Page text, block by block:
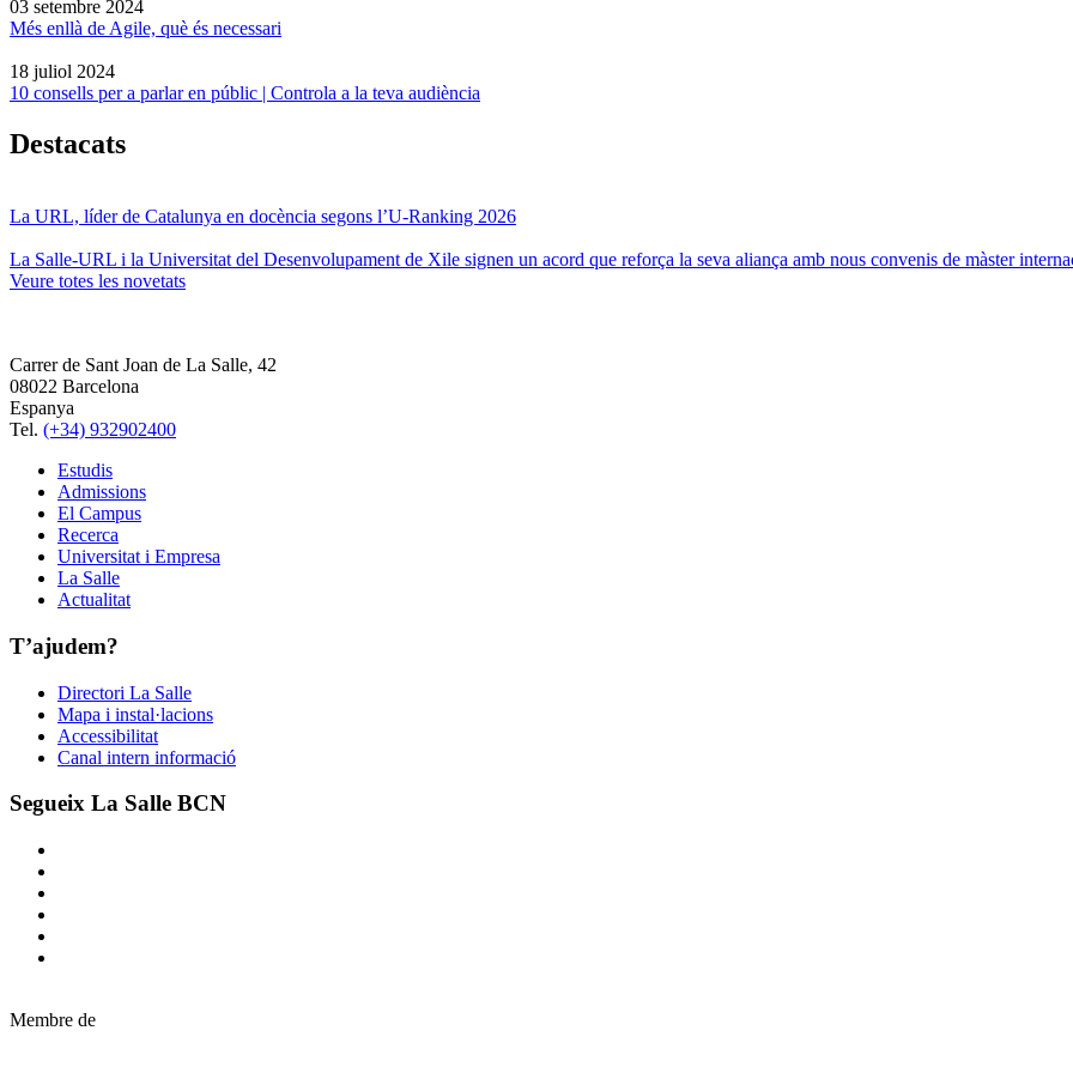
03 setembre 2024
Més enllà de Agile, què és necessari
18 juliol 2024
10 consells per a parlar en públic | Controla a la teva audiència
Destacats
La URL, líder de Catalunya en docència segons l’U-Ranking 2026
La Salle-URL i la Universitat del Desenvolupament de Xile signen un acord que reforça la seva aliança amb nous convenis de màster
Veure totes les novetats
Carrer de Sant Joan de La Salle, 42
08022 Barcelona
Espanya
Tel. (+34) 932902400
Estudis
Admissions
El Campus
Recerca
Universitat i Empresa
La Salle
Actualitat
T’ajudem?
Directori La Salle
Mapa i instal·lacions
Accessibilitat
Canal intern informació
Segueix La Salle BCN
Membre de